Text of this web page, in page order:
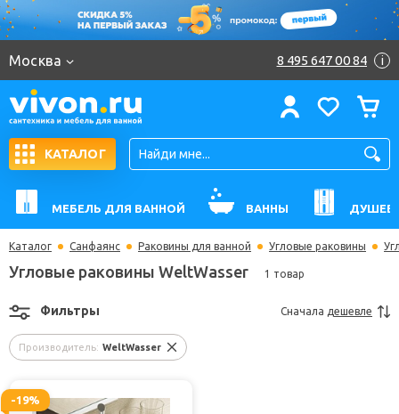
Москва 8 495 647 00 84 i
КАТАЛОГ
МЕБЕЛЬ ДЛЯ ВАННОЙ ВАННЫ
Каталог Санфаянс Раковины для ванной Угловые раковины
Угловые раковины WeltWasser 1 товар
Производитель: WeltWasser
Фильтры Сначала дешевле
-19%